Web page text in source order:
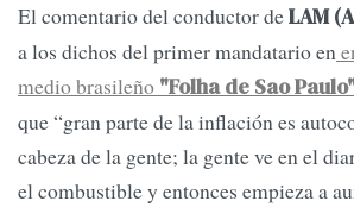
El comentario del conductor deLAM
a los dichos del primer mandatario en
medio brasileño "Folha de Sao
que “gran parte de la inflación es
cabeza de la gente; la gente ve en el
el combustible y entonces empieza a